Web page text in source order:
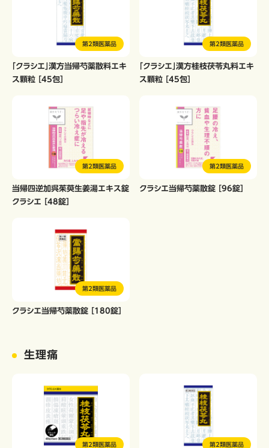
第2類医薬品
「クラシエ」漢方当帰芍薬散料エキ
ス顆粒 ［45包］
第2類医薬品
「クラシエ」漢方桂枝茯苓丸料エキ
ス顆粒 ［45包］
第2類医薬品
当帰四逆加呉茱萸生姜湯エキス錠
クラシエ ［48錠］
第2類医薬品
クラシエ当帰芍薬散錠 ［96錠］
第2類医薬品
クラシエ当帰芍薬散錠 ［180錠］
生理痛
第2類医薬品 第2類医薬品